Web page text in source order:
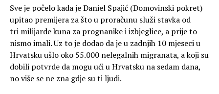
Sve je počelo kada je Daniel Spajić (Domovinski pokret)
upitao premijera za što u proračunu služi stavka od
tri milijarde kuna za prognanike i izbjeglice, a prije to
nismo imali. Uz to je dodao da je u zadnjih 10 mjeseci u
Hrvatsku ušlo oko 55.000 nelegalnih migranata, a koji su
dobili potvrde da mogu ući u Hrvatsku na sedam dana,
no više se ne zna gdje su ti ljudi.